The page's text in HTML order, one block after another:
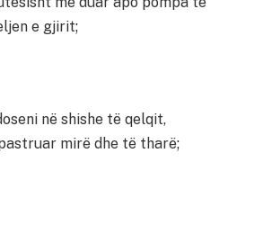
e gjirit;
në shishe të qelqit,
mirë dhe të tharë;